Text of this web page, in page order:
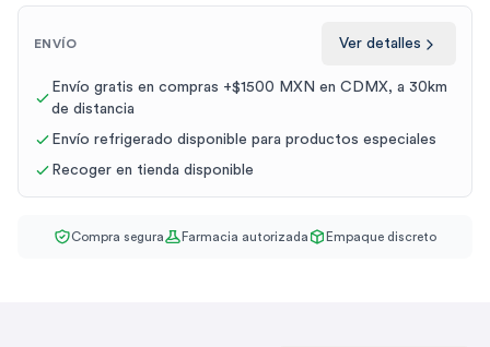
ENVÍO Ver detalles
Envío gratis en compras +$1500 MXN en CDMX, a 30km
de distancia
Envío refrigerado disponible para productos especiales
Recoger en tienda disponible
Compra segura Farmacia autorizada Empaque discreto